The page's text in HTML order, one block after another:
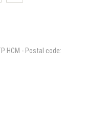
HCM - Postal code: